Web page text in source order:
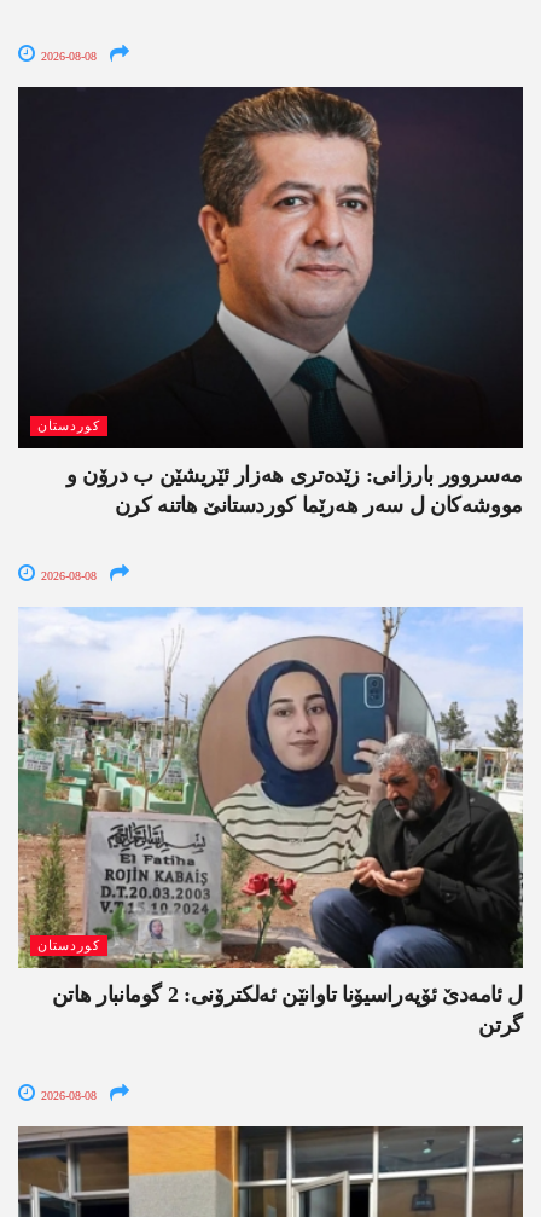
2026-08-08
کوردستان
مەسروور بارزانی: زێدەتری ھەزار ئێریشێن ب درۆن و
مووشەکان ل سەر ھەرێما کوردستانێ ھاتنە کرن
2026-08-08
کوردستان
ل ئامەدێ ئۆپەراسیۆنا تاوانێن ئەلکترۆنی: 2 گومانبار ھاتن
گرتن
2026-08-08